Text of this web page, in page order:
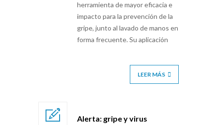
herramienta de mayor eficacia e
impacto para la prevención de la
gripe, junto al lavado de manos en
forma frecuente. Su aplicación
LEER MÁS
Alerta: gripe y virus